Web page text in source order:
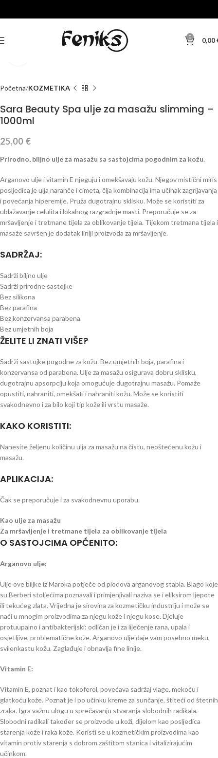
0 0,00
Početna KOZMETIKA
Sara Beauty Spa ulje za masažu slimming –
1000ml
25,00 €
Prirodno, biljno ulje za masažu sa sastojcima pogodnim za kožu.
Arganovo ulje i vitamin E njeguju i omekšavaju kožu. Njegov mistični miris
posljedica je ulja naranče i cimeta, čija kombinacija ima učinak zagrijavanja
i povećanja hiperemije. Pruža dugotrajnu sklisku. Može se koristiti za
ublažavanje celulita i lokalnog razgradnje masti. Preporučuje se za
mršavljenje i tretmane tijela za oblikovanje tijela. Tijekom tretmana tijela i
masaže savršen je dodatak liniji proizvoda za mršavljenje.
SADRŽAJ:
Sadrži biljno ulje
Sadrži prirodne sastojke
Bez silikona
Bez parafina
Bez konzervansa parabena
Bez umjetnih boja
ŽELITE LI ZNATI VIŠE?
Sadrži sastojke pogodne za kožu. Bez umjetnih boja, parafina i
konzervansa od parabena. Ulje za masažu osigurava dobru sklisku,
dugotrajnu apsorpciju koja omogućuje dugotrajnu masažu. Pomaže
opustiti, nahraniti, omekšati i nahraniti kožu. Može se koristiti
svakodnevno i za bilo koji tip kože ili vrstu masaže.
KAKO KORISTITI:
Nanesite željenu količinu ulja za masažu na čistu, neoštećenu kožu i
masažu.
APLIKACIJA:
Čak se preporučuje i za svakodnevnu uporabu.
Kao ulje za masažu
Za mršavljenje i tretmane tijela za oblikovanje tijela
O SASTOJCIMA OPĆENITO:
Arganovo ulje:
Ulje ove biljke iz Maroka potječe od plodova arganovog stabla. Blago koje
su Berberi stoljećima poznavali i primjenjivali naziva se i eliksirom ljepote
ili tekućeg zlata. Vrijedna je sirovina za kozmetičku industriju i može se
naći u mnogim proizvodima za njegu kože i njegu kose. Djeluje
protuupalno i antibakterijski: odličan je i za liječenje rana, upala i
osjetljive, problematične kože. Arganovo ulje daje vam posebno meku,
svilenkastu kožu. Zaglađuje i obnavlja fine linije.
Vitamin E:
Vitamin E, poznat i kao tokoferol, povećava sadržaj vlage, mekoću i
glatkoću kože. Poznat je i po učinku kreme za sunčanje, štiteći od štetnih
zraka. Igra važnu ulogu u sprečavanju stvaranja slobodnih radikala.
Slobodni radikali također se proizvode u koži, dijelom kao posljedica
starenja kože i raka kože. Koristi se u kozmetičkim proizvodima kao
vitamin protiv starenja s dobrom zaštitom stanica i vitalizirajućim
učinkom.